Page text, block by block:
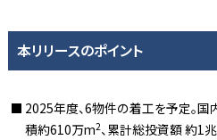
本リリースのポイント
2025年度、6物件の着工を予定。
積約610万m2、累計総投資額 約1